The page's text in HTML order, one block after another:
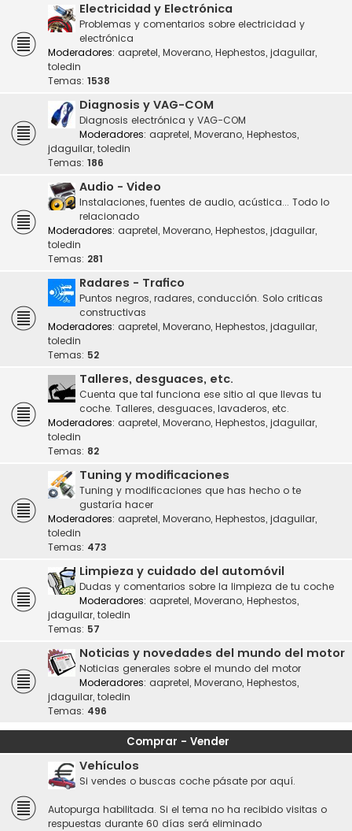
Electricidad y Electrónica
Problemas y comentarios sobre electricidad y
electrónica
Moderadores: aapretel, Moverano, Hephestos, jdaguilar,
toledin
Temas: 1538
Diagnosis y VAG-COM
Diagnosis electrónica y VAG-COM
Moderadores: aapretel, Moverano, Hephestos,
jdaguilar, toledin
Temas: 186
Audio - Video
Instalaciones, fuentes de audio, acústica... Todo lo
relacionado
Moderadores: aapretel, Moverano, Hephestos, jdaguilar,
toledin
Temas: 281
Radares - Trafico
Puntos negros, radares, conducción. Solo criticas
constructivas
Moderadores: aapretel, Moverano, Hephestos, jdaguilar,
toledin
Temas: 52
Talleres, desguaces, etc.
Cuenta que tal funciona ese sitio al que llevas tu
coche. Talleres, desguaces, lavaderos, etc.
Moderadores: aapretel, Moverano, Hephestos, jdaguilar,
toledin
Temas: 82
Tuning y modificaciones
Tuning y modificaciones que has hecho o te
gustaría hacer
Moderadores: aapretel, Moverano, Hephestos, jdaguilar,
toledin
Temas: 473
Limpieza y cuidado del automóvil
Dudas y comentarios sobre la limpieza de tu coche
Moderadores: aapretel, Moverano, Hephestos,
jdaguilar, toledin
Temas: 57
Noticias y novedades del mundo del motor
Noticias generales sobre el mundo del motor
Moderadores: aapretel, Moverano, Hephestos,
jdaguilar, toledin
Temas: 496
Comprar - Vender
Vehículos
Si vendes o buscas coche pásate por aquí.
Autopurga habilitada. Si el tema no ha recibido visitas o
respuestas durante 60 días será eliminado